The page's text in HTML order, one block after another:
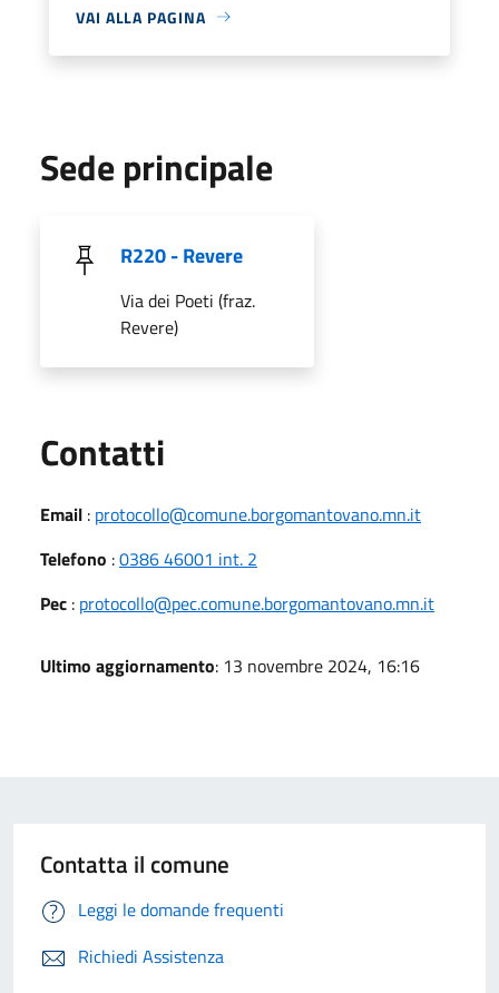
VAI ALLA PAGINA
Sede principale
R220 - Revere
Via dei Poeti (fraz.
Revere)
Contatti
Email : protocollo@comune.borgomantovano.mn.it
Telefono :0386 46001 int. 2
Pec : protocollo@pec.comune.borgomantovano.mn.it
Ultimo aggiornamento: 13 novembre 2024, 16:16
Contatta il comune
Leggi le domande frequenti
Richiedi Assistenza